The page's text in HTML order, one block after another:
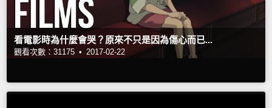
看電影時為什麼會哭？原來不只是因為傷心而已...
觀看次數：31175 • 2017-02-22